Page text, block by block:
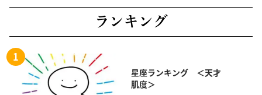
ランキング
星座ランキング ＜天才
肌度＞